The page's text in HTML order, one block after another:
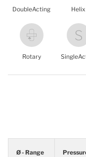
DoubleActing Helix
Rotary
Ø - Range